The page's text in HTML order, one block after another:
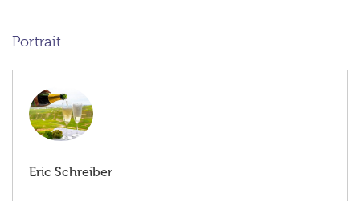
Portrait
Eric Schreiber